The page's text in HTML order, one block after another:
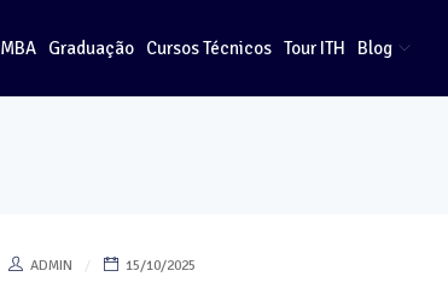
MBA Graduação Cursos Técnicos Tour ITH Blog
ADMIN 15/10/2025